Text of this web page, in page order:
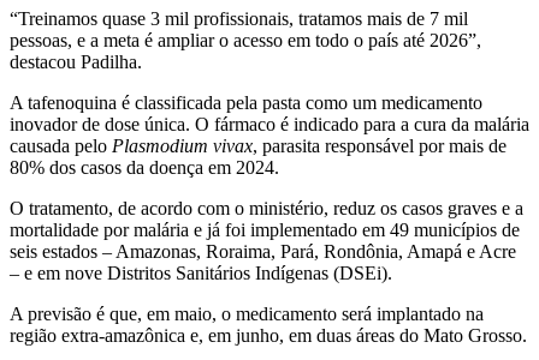
“Treinamos quase 3 mil profissionais, tratamos mais de 7 mil
pessoas, e a meta é ampliar o acesso em todo o país até 2026”,
destacou Padilha.
A tafenoquina é classificada pela pasta como um medicamento
inovador de dose única. O fármaco é indicado para a cura da malária
causada pelo Plasmodium vivax, parasita responsável por mais de
80% dos casos da doença em 2024.
O tratamento, de acordo com o ministério, reduz os casos graves e a
mortalidade por malária e já foi implementado em 49 municípios de
seis estados – Amazonas, Roraima, Pará, Rondônia, Amapá e Acre
– e em nove Distritos Sanitários Indígenas (DSEi).
A previsão é que, em maio, o medicamento será implantado na
região extra-amazônica e, em junho, em duas áreas do Mato Grosso.